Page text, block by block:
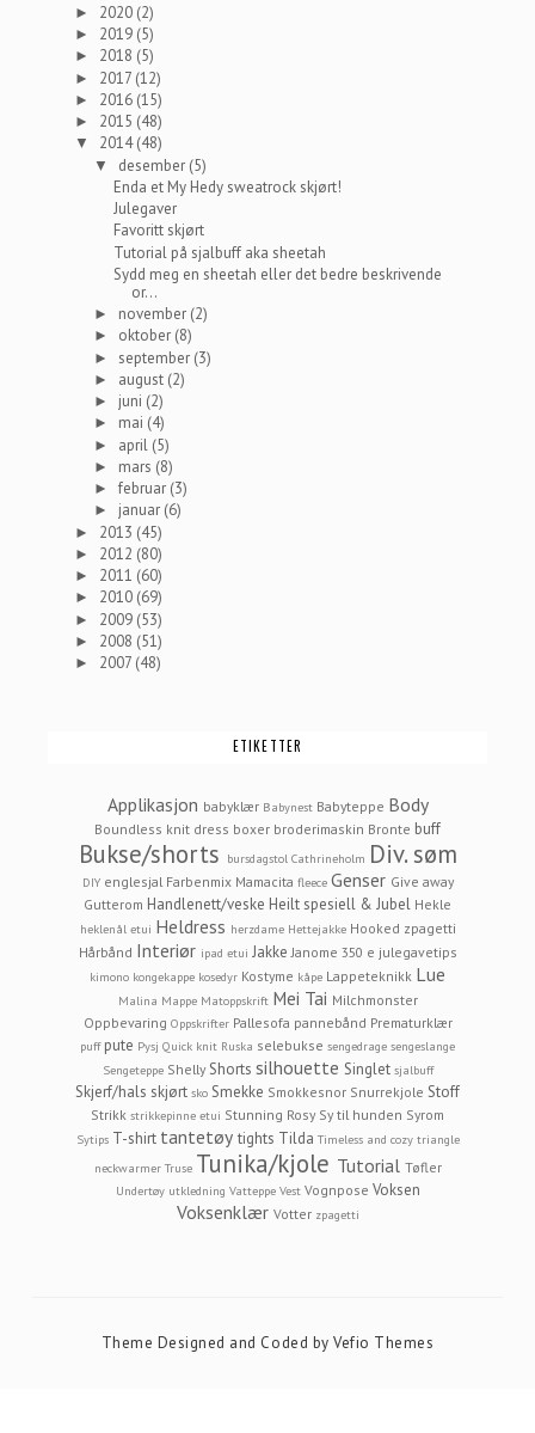
► 2020 (2)
► 2019 (5)
► 2018 (5)
► 2017 (12)
► 2016 (15)
► 2015 (48)
▼ 2014(48)
▼ desember (5)
Enda et My Hedy sweatrock skjørt!
Julegaver
Favoritt skjørt
Tutorial på sjalbuff aka sheetah
Sydd meg en sheetah eller det bedre beskrivende
or...
► november (2)
► oktober (8)
► september (3)
► august (2)
► juni (2)
► mai (4)
► april (5)
► mars (8)
►februar (3)
► januar (6)
► 2013 (45)
► 2012 (80)
► 2011 (60)
► 2010 (69)
► 2009 (53)
► 2008 (51)
► 2007 (48)
ETIKETTER
Applikasjon babyklær Babynest Babyteppe Body
Boundless knit dress boxer broderimaskin Bronte buff
Bukse/shorts bursdagstol Cathrineholm Div. søm
DIY englesjal Farbenmix Mamacita fleece Genser Give away
Gutterom Handlenett/veske Heilt spesiell & Jubel Hekle
heklenål etui Heldress herzdame Hettejakke Hooked zpagetti
Hårbånd Interiør ipad etui Jakke Janome 350 e julegavetips
kimono kongekappe kosedyr Kostyme kåpe Lappeteknikk Lue
Malina Mappe Matoppskrift Mei Tai Milchmonster
Oppbevaring Oppskrifter Pallesofa pannebånd Prematurklær
puff pute Pysj Quick knit Ruska selebukse sengedrage sengeslange
Sengeteppe Shelly Shorts silhouette Singlet sjalbuff
Skjerf/hals skjørt sko Smekke Smokkesnor Snurrekjole Stoff
Strikk strikkepinne etui Stunning Rosy Sy til hunden Syrom
Sytips T-shirt tantetøy tights Tilda Timeless and cozy triangle
neckwarmer Truse Tunika/kjole Tutorial Tøfler
Undertøy utkledning Vatteppe Vest Vognpose Voksen
Voksenklær Votter zpagetti
Theme Designed and Coded byVefio Themes